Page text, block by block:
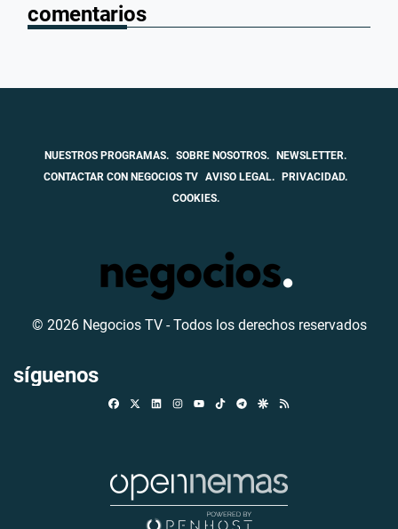
comentarios
NUESTROS PROGRAMAS. SOBRE NOSOTROS. NEWSLETTER.
CONTACTAR CON NEGOCIOS TV AVISO LEGAL. PRIVACIDAD.
COOKIES.
© 2026 Negocios TV - Todos los derechos reservados
síguenos
FacebookLinkedinInstagramTikTokTelegramGoogle Discover